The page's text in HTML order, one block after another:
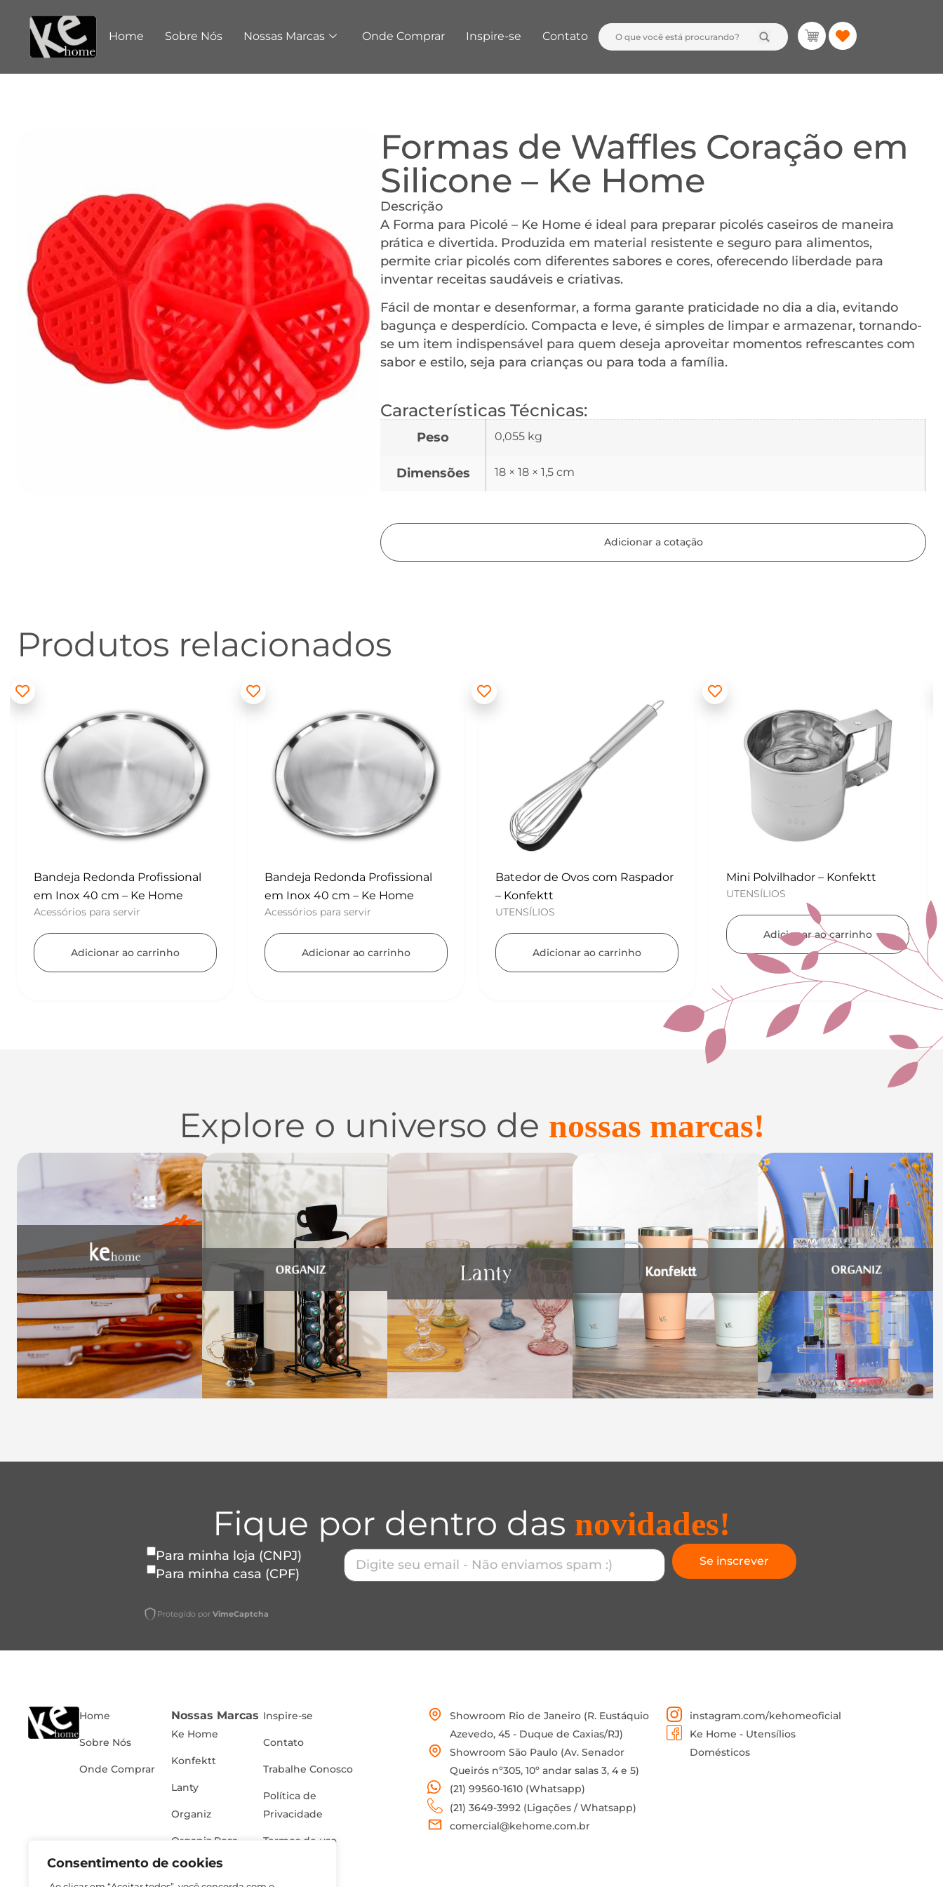
Consentimento de cookies
Home Sobre Nós Nossas Marcas Onde Comprar Inspire-se Contato
Formas de Waffles Coração em
Silicone – Ke Home
Descrição
A Forma para Picolé – Ke Home é ideal para preparar picolés caseiros de maneira
prática e divertida. Produzida em material resistente e seguro para alimentos,
permite criar picolés com diferentes sabores e cores, oferecendo liberdade para
inventar receitas saudáveis e criativas.
Fácil de montar e desenformar, a forma garante praticidade no dia a dia, evitando
bagunça e desperdício. Compacta e leve, é simples de limpar e armazenar, tornando-
se um item indispensável para quem deseja aproveitar momentos refrescantes com
sabor e estilo, seja para crianças ou para toda a família.
Características Técnicas:
Peso 0,055 kg
Dimensões 18 × 18 × 1,5 cm
Adicionar a cotação
Produtos relacionados
Bandeja Redonda Profissional
em Inox 40 cm – Ke Home
Acessórios para servir
Adicionar ao carrinho
Batedor de Ovos com Raspador
– Konfektt
UTENSÍLIOS
Adicionar ao carrinho
Mini Polvilhador – Konfektt
UTENSÍLIOS
Adicionar ao carrinho
Kit para Copos de Massa 2 peças
– Konfektt
UTENSÍLIOS
Adicionar ao carrinho
Explore o universo de nossas marcas!
Utensílios do Lar
Casa e
Organização
Vidro
Acessórios
inteligentes
Fique por dentro das novidades!
Para minha loja (CNPJ)
Para minha casa (CPF)
Se inscrever
Protegido por VimeCaptcha
Home
Sobre Nós
Onde Comprar
Nossas Marcas
Ke Home
Konfektt
Lanty
Organiz
Organiz Rosa
Inspire-se
Contato
Trabalhe Conosco
Política de
Privacidade
Termos de uso
Showroom Rio de Janeiro (R. Eustáquio
Azevedo, 45 - Duque de Caxias/RJ)
Showroom São Paulo (Av. Senador
Queirós nº305, 10º andar salas 3, 4 e 5)
(21) 99560-1610 (Whatsapp)
(21) 3649-3992 (Ligações / Whatsapp)
comercial@kehome.com.br
instagram.com/kehomeoficial
Ke Home - Utensílios
Domésticos